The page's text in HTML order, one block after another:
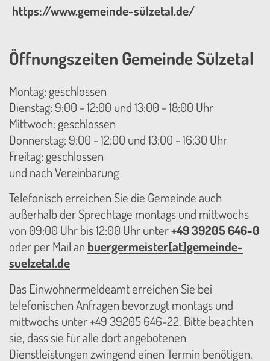
https://www.gemeinde-sülzetal.de/
Öffnungszeiten Gemeinde Sülzetal
Montag: geschlossen
Dienstag: 9:00 - 12:00 und 13:00 - 18:00 Uhr
Mittwoch: geschlossen
Donnerstag: 9:00 - 12:00 und 13:00 - 16:30 Uhr
Freitag: geschlossen
und nach Vereinbarung
Telefonisch erreichen Sie die Gemeinde auch
außerhalb der Sprechtage montags und mittwochs
von 09:00 Uhr bis 12:00 Uhr unter+49 39205 646-0
oder per Mail an buergermeister[at]gemeinde-
suelzetal.de
Das Einwohnermeldeamt erreichen Sie bei
telefonischen Anfragen bevorzugt montags und
mittwochs unter +49 39205 646-22. Bitte beachten
sie, dass sie für alle dort angebotenen
Dienstleistungen zwingend einen Termin benötigen.